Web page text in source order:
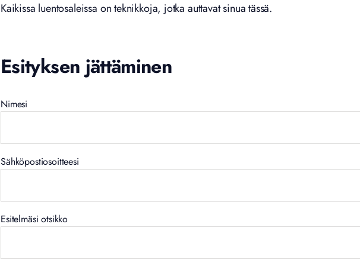
Kaikissa luentosaleissa on teknikkoja, jotka auttavat sinua tässä.
Esityksen jättäminen
Nimesi
Sähköpostiosoitteesi
Esitelmäsi otsikko